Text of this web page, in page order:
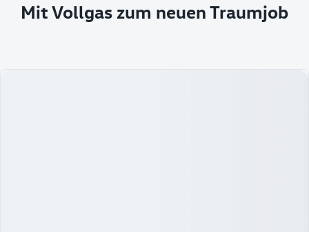
Mit Vollgas zum neuen Traumjob